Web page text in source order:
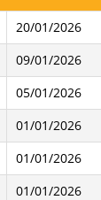
20/01/2026
09/01/2026
05/01/2026
01/01/2026
01/01/2026
01/01/2026